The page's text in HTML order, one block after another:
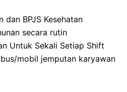
dan BPJS Kesehatan
secara rutin
Untuk Sekali Setiap Shift
mobil jemputan karyawan